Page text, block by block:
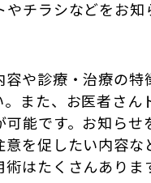
チラシなどをお知
や診療・治療の特
また、お医者さん
能です。お知らせ
を促したい内容な
はたくさんありま